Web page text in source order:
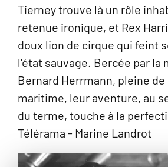
Tierney trouve là un rôle
retenue ironique, et Rex
doux lion de cirque qui feint
l'état sauvage. Bercée par la
Bernard Herrmann, pleine
maritime, leur aventure, au
du terme, touche à la
Télérama - Marine Landrot